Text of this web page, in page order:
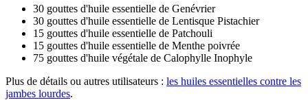
30 gouttes d'huile essentielle de Genévrier
30 gouttes d'huile essentielle de Lentisque Pistachier
15 gouttes d'huile essentielle de Patchouli
15 gouttes d'huile essentielle de Menthe poivrée
75 gouttes d'huile végétale de Calophylle Inophyle
Plus de détails ou autres utilisateurs : les huiles essentielles contre les
jambes lourdes.